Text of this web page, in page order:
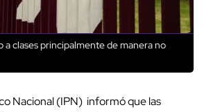
a clases principalmente de manera no
Nacional (IPN) informó que las